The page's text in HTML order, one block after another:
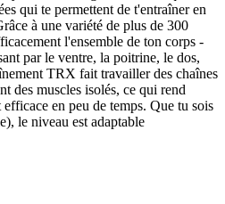
qui te permettent de t'entraîner en
à une variété de plus de 300
l'ensemble de ton corps -
par le ventre, la poitrine, le dos,
TRX fait travailler des chaînes
des muscles isolés, ce qui rend
en peu de temps. Que tu sois
le niveau est adaptable